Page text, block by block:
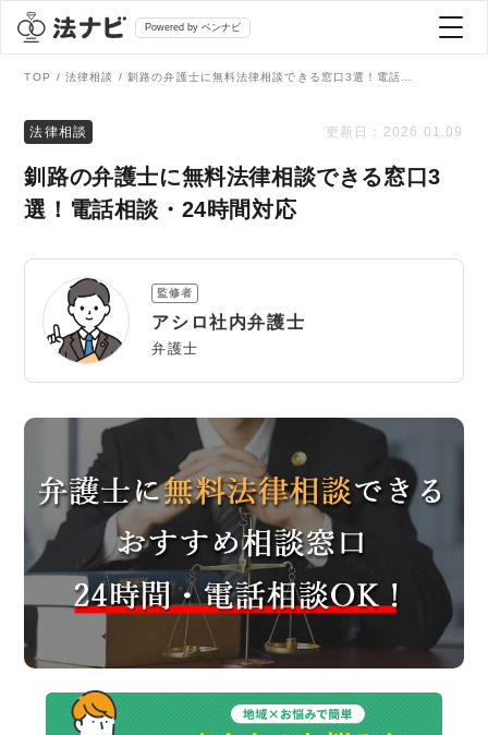
Powered by ベンナビ
全て
刑事事件
債務整理
離婚問題
交通事故
遺産相続
労働問題
債権回収
IT・ネット
弁護士を探す
AI Search Premium
掲載をご検討の弁護士の方へ
TOP 法律相談
法律相談 更新日： 2026.01.09
釧路の弁護士に無料法律相談できる窓口3
選！電話相談・24時間対応
監修者
アシロ社内弁護士
弁護士